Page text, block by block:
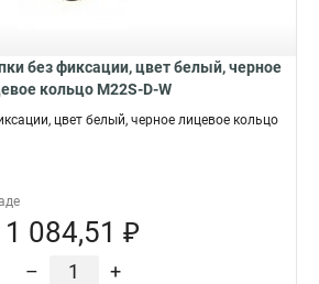
без фиксации, цвет белый, черное
кольцо M22S-D-W
цвет белый, черное лицевое кольцо
1 084,51 ₽
– +